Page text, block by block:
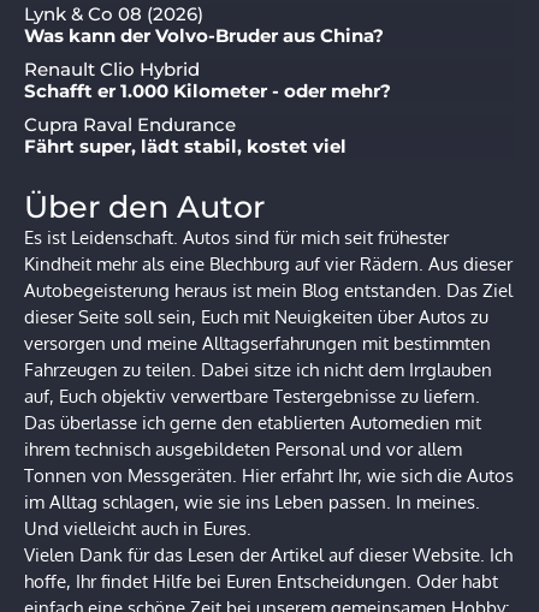
Lynk & Co 08 (2026)
Was kann der Volvo-Bruder aus China?
Renault Clio Hybrid
Schafft er 1.000 Kilometer - oder mehr?
Cupra Raval Endurance
Fährt super, lädt stabil, kostet viel
Über den Autor
Es ist Leidenschaft. Autos sind für mich seit frühester
Kindheit mehr als eine Blechburg auf vier Rädern. Aus dieser
Autobegeisterung heraus ist mein Blog entstanden. Das Ziel
dieser Seite soll sein, Euch mit Neuigkeiten über Autos zu
versorgen und meine Alltagserfahrungen mit bestimmten
Fahrzeugen zu teilen. Dabei sitze ich nicht dem Irrglauben
auf, Euch objektiv verwertbare Testergebnisse zu liefern.
Das überlasse ich gerne den etablierten Automedien mit
ihrem technisch ausgebildeten Personal und vor allem
Tonnen von Messgeräten. Hier erfahrt Ihr, wie sich die Autos
im Alltag schlagen, wie sie ins Leben passen. In meines.
Und vielleicht auch in Eures.
Vielen Dank für das Lesen der Artikel auf dieser Website. Ich
hoffe, Ihr findet Hilfe bei Euren Entscheidungen. Oder habt